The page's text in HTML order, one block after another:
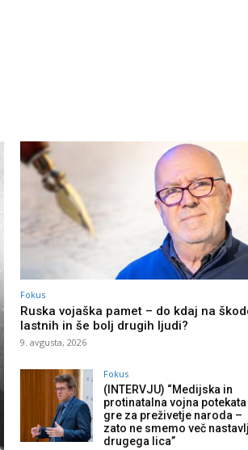
Fokus
Ruska vojaška pamet – do kdaj na
lastnih in še bolj drugih ljudi?
9. avgusta, 2026
Fokus
(INTERVJU) “Medijska in
protinatalna vojna potekata
gre za preživetje naroda –
zato ne smemo več
drugega lica”